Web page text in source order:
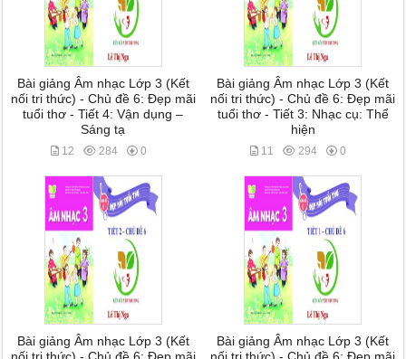
Bài giảng Âm nhạc Lớp 3 (Kết
nối tri thức) - Chủ đề 6: Đẹp mãi
tuổi thơ - Tiết 4: Vận dụng –
Sáng tạ
12 284 0
Bài giảng Âm nhạc Lớp 3 (Kết
nối tri thức) - Chủ đề 6: Đẹp mãi
tuổi thơ - Tiết 3: Nhạc cụ: Thể
hiện
11 294 0
Bài giảng Âm nhạc Lớp 3 (Kết
Bài giảng Âm nhạc Lớp 3 (Kết